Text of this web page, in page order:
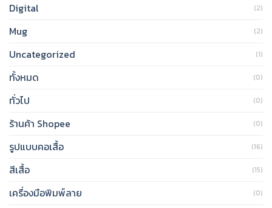
Digital (2)
Mug (2)
Uncategorized (1)
ทั้งหมด (0)
ทั่วไป (0)
ร้านค้า Shopee (0)
รูปแบบคอเสื้อ (16)
สีเสื้อ (15)
เครื่องมือพิมพ์ลาย (0)